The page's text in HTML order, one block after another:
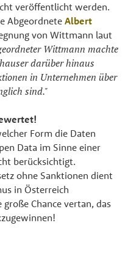
veröffentlicht werden.
AbgeordneteAlbert
von Wittmann laut
Wittmann machte
darüber hinaus
in Unternehmen über
sind."
Form die Daten
Data im Sinne einer
berücksichtigt.
ohne Sanktionen dient
in Österreich
Chance vertan, das